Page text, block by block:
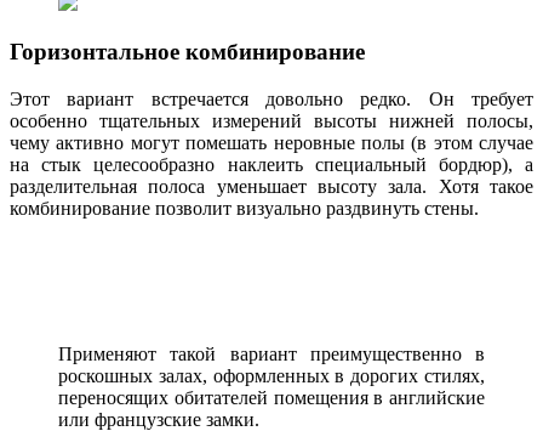
Горизонтальное комбинирование
Этот вариант встречается довольно редко. Он требует
особенно тщательных измерений высоты нижней полосы,
чему активно могут помешать неровные полы (в этом случае
на стык целесообразно наклеить специальный бордюр), а
разделительная полоса уменьшает высоту зала. Хотя такое
комбинирование позволит визуально раздвинуть стены.
Применяют такой вариант преимущественно в
роскошных залах, оформленных в дорогих стилях,
переносящих обитателей помещения в английские
или французские замки.